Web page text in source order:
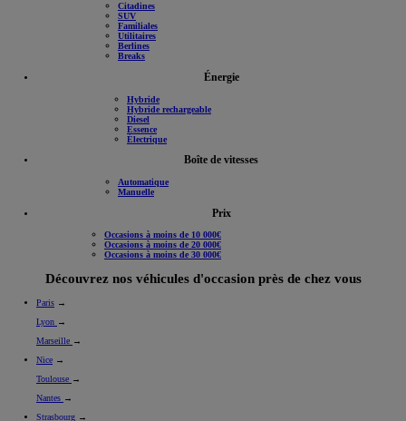
Citadines
SUV
Familiales
Utilitaires
Berlines
Breaks
Énergie
Hybride
Hybride rechargeable
Diesel
Essence
Électrique
Boîte de vitesses
Automatique
Manuelle
Prix
Occasions à moins de 10 000€
Occasions à moins de 20 000€
Occasions à moins de 30 000€
Découvrez nos véhicules d'occasion près de chez vous
Paris →
Lyon →
Marseille →
Nice →
Toulouse →
Nantes →
Strasbourg →